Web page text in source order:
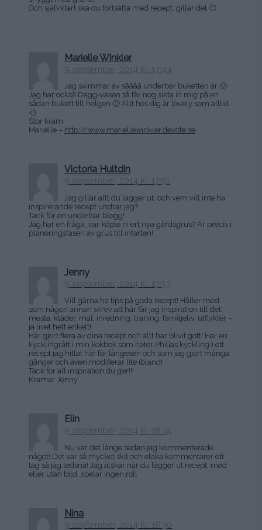
Och självklart ska du fortsätta med recept, gillar det 🙂
Marielle Winkler
9 september, 2014 kl. 17:44
Jag svimmar av såååå underbar buketten är 🙂
Jag har också Dagg-vasen så får nog sikta in mig på en
sådan bukett till helgen 🙂 Allt hos dig är lovely som alltid
<3
Stor kram,
Marielle – http://www.mariellewinkler.devote.se
Victoria Hultdin
9 september, 2014 kl. 17:51
Jag gillar allt du lägger ut, och vem vill inte ha
inspirerande recept undrar jag?
Tack för en underbar blogg!
Jag har en fråga, var köpte ni ert nya gårdsgrus? Är precis i
planeringsfasen av grus till infarten!
Jenny
9 september, 2014 kl. 17:53
Vill gärna ha tips på goda recept! Håller med
som någon annan skrev att här får jag inspiration till det
mesta, kläder, mat, inredning, träning, familjeliv, utflykter –
ja livet helt enkelt!
Har gjort flera av dina recept och allt har blivit gott! Har en
kycklingrätt i min kokbok som heter Philias kyckling:) ett
recept jag hittat här för längesen och som jag gjort många
gånger och även modifierar lite ibland!
Tack för all inspiration du ger!!!
Kramar Jenny
Elin
9 september, 2014 kl. 18:14
Nu var det länge sedan jag kommenterade
något! Det var så mycket skit och elaka kommentarer ett
tag så jag ledsna! Jag älskar när du lägger ut recept, med
eller utan bild, spelar ingen roll
Nina
9 september, 2014 kl. 18:30